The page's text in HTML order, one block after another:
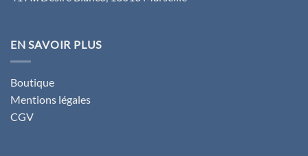
EN SAVOIR PLUS
Boutique
Mentions légales
CGV